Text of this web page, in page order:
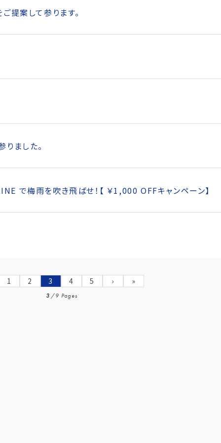
提案して参ります。
ました。
で梅雨を吹き飛ばせ！【 ￥1,000 OFFキャンペーン】
1 2 3 4 5 › »
3 /9 Pages